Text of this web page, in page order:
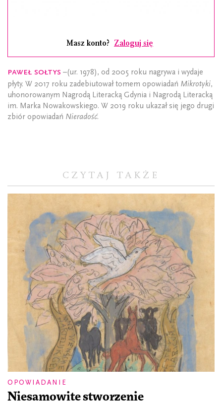
Masz konto? Zaloguj się
Paweł Sołtys –(ur. 1978), od 2005 roku nagrywa i wydaje
płyty. W 2017 roku zadebiutował tomem opo­wiadań Mikrotyki,
uhonorowanym Nagrodą Literacką Gdynia i Nagrodą Literacką
im. Marka Nowakowskiego. W 2019 roku ukazał się jego drugi
zbiór opowiadań Nieradość.
CZYTAJ TAKŻE
OPOWIADANIE
Niesamowite stworzenie